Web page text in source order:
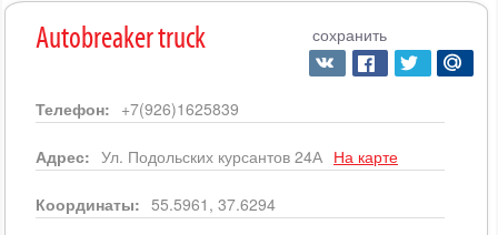
Autobreaker truck сохранить
Телефон: +7(926)1625839
Адрес: Ул. Подольских курсантов 24А На карте
Координаты: 55.5961, 37.6294